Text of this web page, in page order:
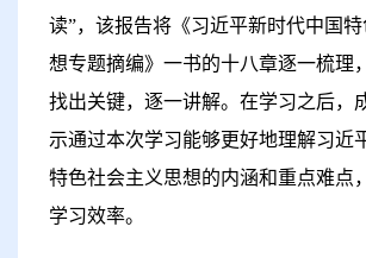
读”，该报告将《习近平新时代中国
想专题摘编》一书的十八章逐一梳理
找出关键，逐一讲解。在学习之后，
示通过本次学习能够更好地理解习近
特色社会主义思想的内涵和重点难点
学习效率。